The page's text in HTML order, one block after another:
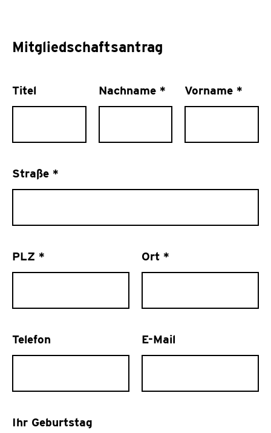
Mitgliedschaftsantrag
Titel Nachname * Vorname *
Straße *
PLZ * Ort *
Telefon E-Mail
Ihr Geburtstag